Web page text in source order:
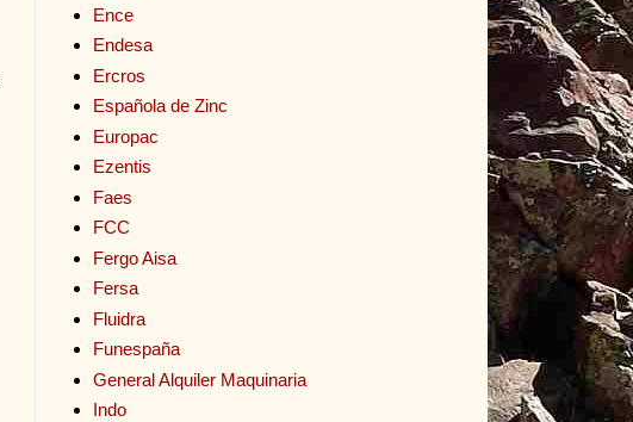
Ence
Endesa
Ercros
Española de Zinc
Europac
Ezentis
Faes
FCC
Fergo Aisa
Fersa
Fluidra
Funespaña
General Alquiler Maquinaria
Indo